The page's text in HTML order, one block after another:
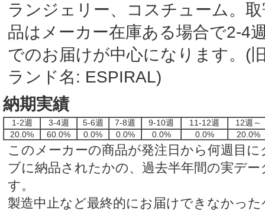
ランジェリー、コスチューム。
品はメーカー在庫ある場合で2-4
でのお届けが中心になります。(
ランド名: ESPIRAL)
納期実績
1-2週 3-4週 5-6週 7-8週 9-10週 11-12週
12週～
20.0%
60.0% 0.0% 0.0% 0.0% 0.0% 20.0%
このメーカーの商品が発注日から何週目に
ブに納品されたかの、過去半年間の実デー
す。
製造中止など最終的にお届けできなかった